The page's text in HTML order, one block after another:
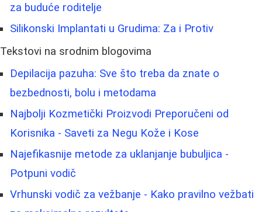
za buduće roditelje
Silikonski Implantati u Grudima: Za i Protiv
Tekstovi na srodnim blogovima
Depilacija pazuha: Sve što treba da znate o
bezbednosti, bolu i metodama
Najbolji Kozmetički Proizvodi Preporučeni od
Korisnika - Saveti za Negu Kože i Kose
Najefikasnije metode za uklanjanje bubuljica -
Potpuni vodič
Vrhunski vodič za vežbanje - Kako pravilno vežbati